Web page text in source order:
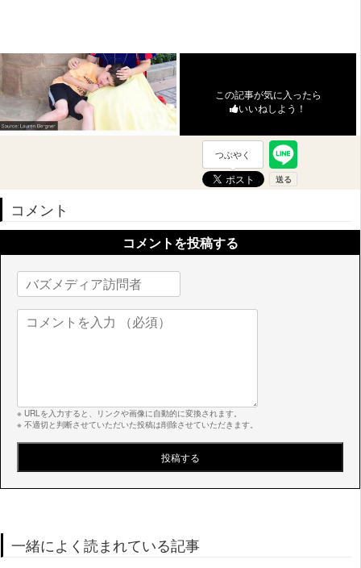
この記事が気に入ったら
いいねしよう！
つぶやく
コメント
コメントを投稿する
※ URLを入力すると、リンクや画像に自動的に変換されます。
※ 不適切と判断させていただいた投稿は削除させていただきます。
一緒によく読まれている記事